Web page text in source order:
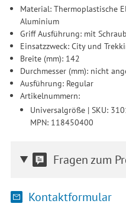
Material: Thermoplastische
Aluminium
Griff Ausführung: mit
Einsatzzweck: City und
Breite (mm): 142
Durchmesser (mm): nicht
Ausführung: Regular
Artikelnummern:
Universalgröße | SKU:
MPN: 118450400
Fragen zum
Kontaktformular